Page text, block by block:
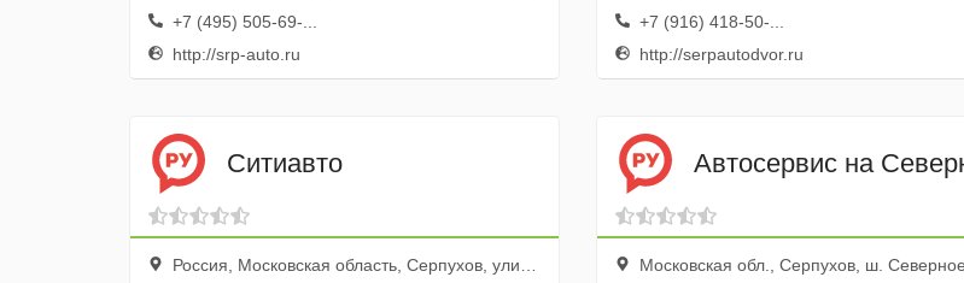
+7 (495) 505-69-...
http://srp-auto.ru
+7 (916) 418-50-...
http://serpautodvor.ru
Ситиавто
Россия, Московская область, Серпухов, улица Карла Маркса, 2/1
Автосервис на
Московская обл., Серпухов, ш.